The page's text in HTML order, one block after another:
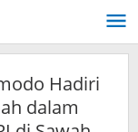
Hadiri
dalam